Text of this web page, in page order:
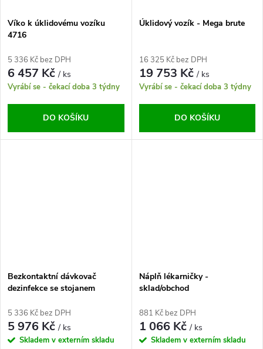
Víko k úklidovému vozíku
4716
5 336 Kč bez DPH
6 457 Kč/ ks
Vyrábí se - čekací doba 3 týdny
DO KOŠÍKU
Úklidový vozík - Mega brute
16 325 Kč bez DPH
19 753 Kč/ ks
Vyrábí se - čekací doba 3 týdny
DO KOŠÍKU
Bezkontaktní dávkovač
dezinfekce se stojanem
5 336 Kč bez DPH
5 976 Kč/ ks
Skladem v externím skladu
Náplň lékarničky -
sklad/obchod
881 Kč bez DPH
1 066 Kč/ ks
Skladem v externím skladu